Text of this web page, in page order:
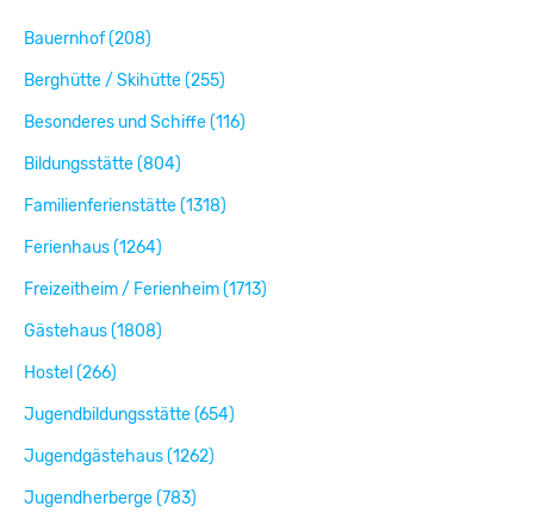
Bauernhof (208)
Berghütte / Skihütte (255)
Besonderes und Schiffe (116)
Bildungsstätte (804)
Familienferienstätte (1318)
Ferienhaus (1264)
Freizeitheim / Ferienheim (1713)
Gästehaus (1808)
Hostel (266)
Jugendbildungsstätte (654)
Jugendgästehaus (1262)
Jugendherberge (783)